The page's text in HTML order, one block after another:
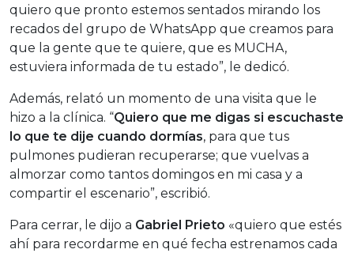
quiero que pronto estemos sentados mirando los
recados del grupo de WhatsApp que creamos para
que la gente que te quiere, que es MUCHA,
estuviera informada de tu estado”, le dedicó.
Además, relató un momento de una visita que le
hizo a la clínica. “Quiero que me digas si escuchaste
lo que te dije cuando dormías, para que tus
pulmones pudieran recuperarse; que vuelvas a
almorzar como tantos domingos en mi casa y a
compartir el escenario”, escribió.
Para cerrar, le dijo a Gabriel Prieto «quiero que estés
ahí para recordarme en qué fecha estrenamos cada